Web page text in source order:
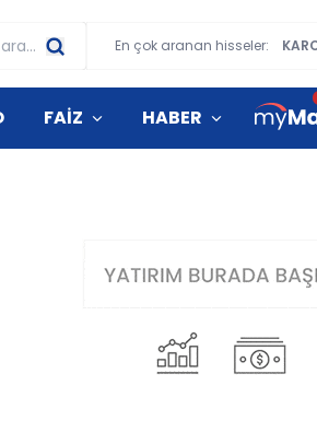
En çok aranan hisseler:
FAİZ HABER